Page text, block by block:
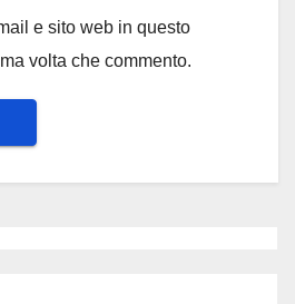
e sito web in questo
volta che commento.